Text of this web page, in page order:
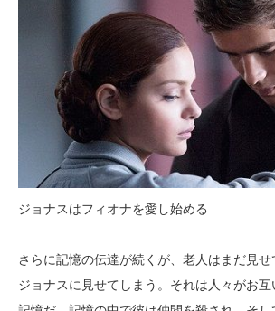
ジョナスはフィオナを愛し始める
さらに記憶の伝達が続くが、老人はまだ見
ジョナスに見せてしまう。それは人々がお